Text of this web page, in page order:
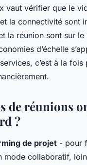
vaut vérifier que le
la connectivité sont
la réunion sont sur le
d’échelle
c’est à la
de réunions
?
de projet - pour
mode collaboratif,